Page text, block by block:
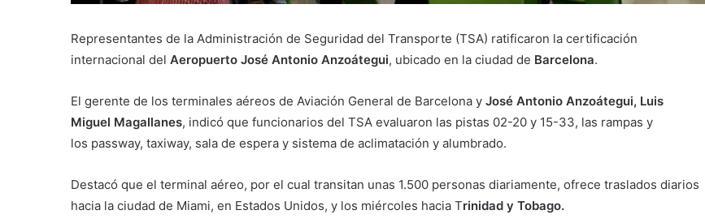
Representantes de la Administración de Seguridad del Transporte (TSA) ratificaron la certificación
internacional del Aeropuerto José Antonio Anzoátegui, ubicado en la ciudad de Barcelona.
El gerente de los terminales aéreos de Aviación General de Barcelona y José Antonio Anzoátegui, Luis
Miguel Magallanes, indicó que funcionarios del TSA evaluaron las pistas 02-20 y 15-33, las rampas y
los passway, taxiway, sala de espera y sistema de aclimatación y alumbrado.
Destacó que el terminal aéreo, por el cual transitan unas 1.500 personas diariamente, ofrece traslados diarios
hacia la ciudad de Miami, en Estados Unidos, y los miércoles hacia Trinidad y Tobago.